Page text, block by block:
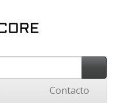
Contacto